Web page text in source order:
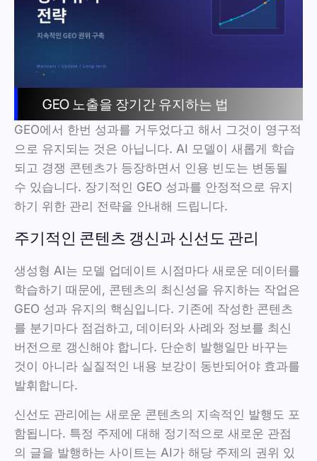
GEO 노출을 장기간 유지하는 법
GEO에서 한번 성과를 거두었다고 해서 그것이 영구적
으로 유지되는 것은 아닙니다. AI 모델이 새롭게 학습
되고 경쟁 콘텐츠가 등장하면서 인용 빈도는 변동될
수 있습니다. 장기적인 GEO 성과를 안정적으로 유지
하기 위한 관리 전략을 안내해 드립니다.
주기적인 콘텐츠 갱신과 신선도 관리
생성형 AI는 모델 업데이트 시점마다 새로운 데이터를
학습하기 때문에, 콘텐츠의 최신성을 유지하는 작업은
GEO 성과 유지의 핵심입니다. 기존에 작성한 콘텐츠
를 분기마다 점검하고, 데이터와 사례와 정보를 최신
버전으로 갱신해야 합니다. 단순히 발행일만 바꾸는
것이 아니라 실질적인 내용 보강이 동반되어야 효과를
발휘합니다.
신선도 관리에는 새로운 콘텐츠의 지속적인 발행도 포
함됩니다. 특정 주제에 대해 정기적으로 새로운 관점
의 글을 발행하는 사이트는 AI가 해당 주제의 권위 있